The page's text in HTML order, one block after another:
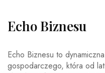
Echo Biznesu
Echo Biznesu to
gospodarczego, która od